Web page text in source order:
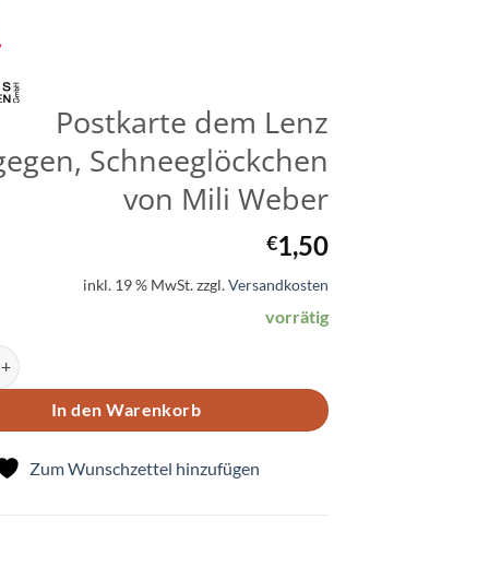
Postkarte dem Lenz
Schneeglöckchen
von Mili Weber
€1,50
inkl. 19 % MwSt.zzgl.Versandkosten
vorrätig
Lenz entgegen, Schneeglöckchen von Mili Weber Menge
In den Warenkorb
Zum Wunschzettel hinzufügen